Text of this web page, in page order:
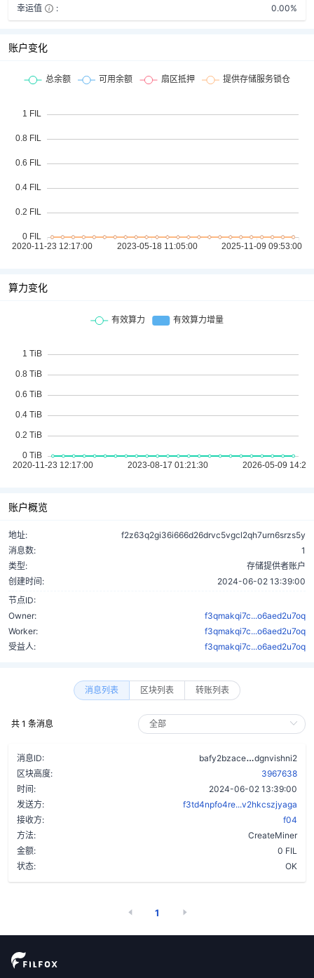
幸运值
: 0.00%
账户变化
算力变化
账户概览
地址:
f2z63q2gi36i666d26drvc5vgcl2qh7urn6srzs5y
消息数:
1
类型:
存储提供者账户
创建时间:
2024-06-02 13:39:00
节点ID:
Owner:
f3qmakqi7c...o6aed2u7oq
Worker:
f3qmakqi7c...o6aed2u7oq
受益人:
f3qmakqi7c...o6aed2u7oq
消息列表 区块列表 转账列表
共 1 条消息
消息ID: bafy2bzace
dgnvishni2
区块高度:
3967638
时间:
2024-06-02 13:39:00
发送方:
f3td4npfo4re...v2hkcszjyaga
接收方:
f04
方法:
CreateMiner
金额:
0 FIL
状态:
OK
1